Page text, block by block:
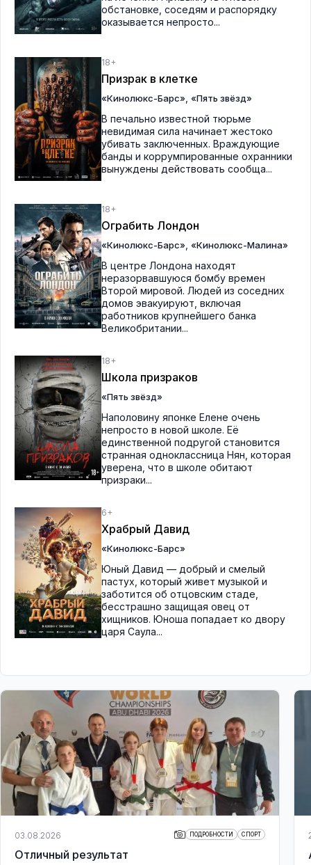
обстановке, соседям и распорядку
оказывается непросто...
18+
Призрак в клетке
«Кинолюкс-Барс» «Пять звёзд»
В печально известной тюрьме
невидимая сила начинает жестоко
убивать заключенных. Враждующие
банды и коррумпированные охранники
вынуждены действовать сообща...
18+
Ограбить Лондон
«Кинолюкс-Барс» «Кинолюкс-Малина»
В центре Лондона находят
неразорвавшуюся бомбу времен
Второй мировой. Людей из соседних
домов эвакуируют, включая
работников крупнейшего банка
Великобритании...
18+
Школа призраков
«Пять звёзд»
Наполовину японке Елене очень
непросто в новой школе. Её
единственной подругой становится
странная одноклассница Нян, которая
уверена, что в школе обитают
призраки...
6+
Храбрый Давид
«Кинолюкс-Барс»
Юный Давид — добрый и смелый
пастух, который живет музыкой и
заботится об отцовским стаде,
бесстрашно защищая овец от
хищников. Юноша попадает ко двору
царя Саула...
03.08.2026 ПОДРОБНОСТИ СПОРТ
Отличный результат